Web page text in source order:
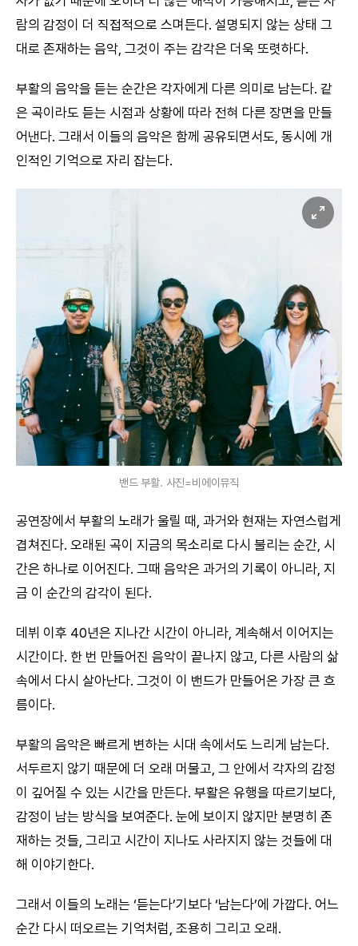
람의 감정이 더 직접적으로 스며든다. 설명되지 않는 상태 그
대로 존재하는 음악, 그것이 주는 감각은 더욱 또렷하다.
부활의 음악을 듣는 순간은 각자에게 다른 의미로 남는다. 같
은 곡이라도 듣는 시점과 상황에 따라 전혀 다른 장면을 만들
어낸다. 그래서 이들의 음악은 함께 공유되면서도, 동시에 개
인적인 기억으로 자리 잡는다.
밴드 부활. 사진=비에이뮤직
공연장에서 부활의 노래가 울릴 때, 과거와 현재는 자연스럽게
겹쳐진다. 오래된 곡이 지금의 목소리로 다시 불리는 순간, 시
간은 하나로 이어진다. 그때 음악은 과거의 기록이 아니라, 지
금 이 순간의 감각이 된다.
데뷔 이후 40년은 지나간 시간이 아니라, 계속해서 이어지는
시간이다. 한 번 만들어진 음악이 끝나지 않고, 다른 사람의 삶
속에서 다시 살아난다. 그것이 이 밴드가 만들어온 가장 큰 흐
름이다.
부활의 음악은 빠르게 변하는 시대 속에서도 느리게 남는다.
서두르지 않기 때문에 더 오래 머물고, 그 안에서 각자의 감정
이 깊어질 수 있는 시간을 만든다. 부활은 유행을 따르기보다,
감정이 남는 방식을 보여준다. 눈에 보이지 않지만 분명히 존
재하는 것들, 그리고 시간이 지나도 사라지지 않는 것들에 대
해 이야기한다.
그래서 이들의 노래는 ‘듣는다’기보다 ‘남는다’에 가깝다. 어느
순간 다시 떠오르는 기억처럼, 조용히 그리고 오래.